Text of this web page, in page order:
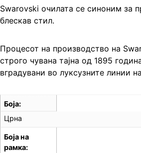
Swarovski очилата се синоним за
блескав стил.
Процесот на производство на
строго чувана тајна од 1895
вградувани во луксузните линии
Боја
Црна
Боја на
рамка